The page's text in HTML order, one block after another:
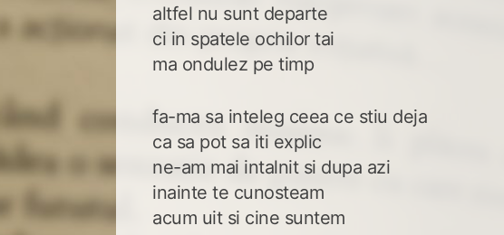
altfel nu sunt departe
ci in spatele ochilor tai
ma ondulez pe timp
fa-ma sa inteleg ceea ce stiu deja
ca sa pot sa iti explic
ne-am mai intalnit si dupa azi
inainte te cunosteam
acum uit si cine suntem